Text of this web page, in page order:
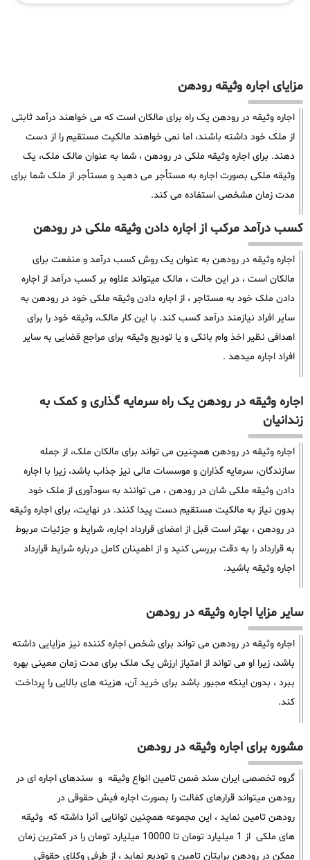
مزایای اجاره وثیقه رودهن
اجاره وثیقه در رودهن یک راه برای مالکان است که می خواهند درآمد ثابتی
از ملک خود داشته باشند، اما نمی خواهند مالکیت مستقیم را از دست
دهند. برای اجاره وثیقه ملکی در رودهن ، شما به عنوان مالک ملک، یک
وثیقه ملکی بصورت اجاره به مستأجر می دهید و مستأجر از ملک شما برای
مدت زمان مشخصی استفاده می کند.
کسب درآمد مرکب از اجاره دادن وثیقه ملکی در رودهن
اجاره وثیقه در رودهن به عنوان یک روش کسب درآمد و منفعت برای
مالکان است ، در این حالت ، مالک میتواند علاوه بر کسب درآمد از اجاره
دادن ملک خود به مستاجر ، از اجاره دادن وثیقه ملکی خود در رودهن به
سایر افراد نیازمند درآمد کسب کند. با این کار مالک، وثیقه خود را برای
اهدافی نظیر اخذ وام بانکی و یا تودیع وثیقه برای مراجع قضایی به سایر
افراد اجاره میدهد .
اجاره وثیقه در رودهن یک راه سرمایه گذاری و کمک به
زندانیان
اجاره وثیقه در رودهن همچنین می تواند برای مالکان ملک، از جمله
سازندگان، سرمایه گذاران و موسسات مالی نیز جذاب باشد، زیرا با اجاره
دادن وثیقه ملکی شان در رودهن ، می توانند به سودآوری از ملک خود
بدون نیاز به مالکیت مستقیم دست پیدا کنند. در نهایت، برای اجاره وثیقه
در رودهن ، بهتر است قبل از امضای قرارداد اجاره، شرایط و جزئیات مربوط
به قرارداد را به دقت بررسی کنید و از اطمینان کامل درباره شرایط قرارداد
اجاره وثیقه باشید.
سایر مزایا اجاره وثیقه در رودهن
اجاره وثیقه در رودهن می تواند برای شخص اجاره کننده نیز مزایایی داشته
باشد، زیرا او می تواند از امتیاز ارزش یک ملک برای مدت زمان معینی بهره
ببرد ، بدون اینکه مجبور باشد برای خرید آن، هزینه های بالایی را پرداخت
کند.
مشوره برای اجاره وثیقه در رودهن
گروه تخصصی ایران سند ضمن تامین انواع وثیقه و سندهای اجاره ای در
رودهن میتواند قرارهای کفالت را بصورت اجاره فیش حقوقی در
رودهن تامین نماید ، این مجموعه همچنین توانایی آنرا داشته که وثیقه
های ملکی از 1 میلیارد تومان تا 10000 میلیارد تومان را در کمترین زمان
ممکن در رودهن برایتان تامین و تودیع نماید ، از طرفی وکلای حقوقی